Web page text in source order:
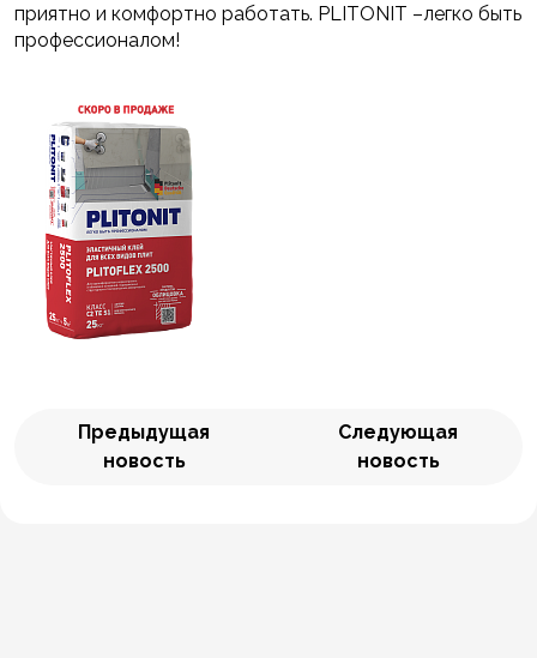
приятно и комфортно работать. PLITONIT –легко быть
профессионалом!
Предыдущая
новость
Следующая
новость